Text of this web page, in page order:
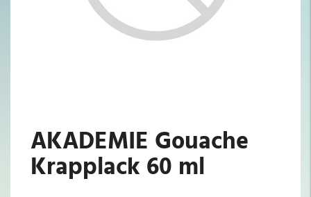
AKADEMIE Gouache
Krapplack 60 ml